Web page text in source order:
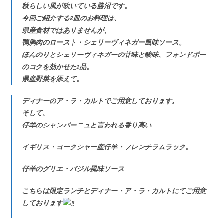
秋らしい風が吹いている勝沼です。
今回ご紹介する2皿のお料理は、
県産食材ではありませんが、
鴨胸肉のロースト・シェリーヴィネガー風味ソース。
ほんのりとシェリーヴィネガーの甘味と酸味、フォンドボー
のコクを効かせた1品。
県産野菜を添えて。
ディナーのア・ラ・カルトでご用意しております。
そして、
仔羊のシャンパーニュと言われる香り高い
イギリス・ヨークシャー産仔羊・フレンチラムラック。
仔羊のグリエ・バジル風味ソース
こちらは限定ランチとディナー・ア・ラ・カルトにてご用意
しております